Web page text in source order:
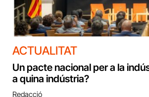
ACTUALITAT
Un pacte nacional per a la
a quina indústria?
Redacció